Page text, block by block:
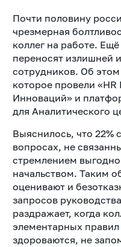
Почти половину
чрезмерная
коллег на работе.
переносят излишней
сотрудников. Об
которое провели
Инноваций» и
для Аналитического
Выяснилось, что 22%
вопросах, не
стремлением
начальством. Таким
оценивают и
запросов
раздражает, когда
элементарных
здороваются, не